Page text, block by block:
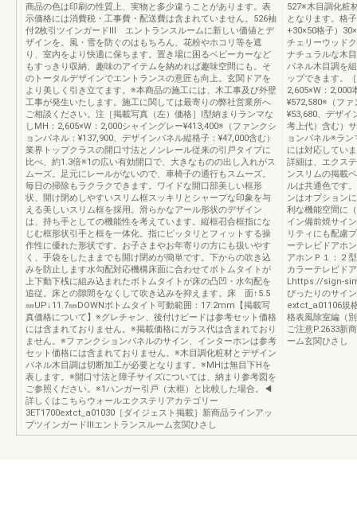
商品の色は印刷の性質上、実物と多少違うことがあります。表
示価格には消費税・工事費・配送費は含まれていません。526袖
付2枚引ツインガードⅢ エントランスルームに新しい価値とデ
ザインを。風・雪を防ぐのはもちろん、花粉やホコリ等を遮
り、室内をより快適に保ちます。置き場に困るベビーカーなど
もすっきり収納、趣味のアイテムを納めれば趣味空間にも。そ
のトータルデザインでエントランスの意匠も向上。玄関ドアを
より美しく引き立てます。※本商品の施工には、木工事及び外壁
工事が発生いたします。施工に関しては最寄りの弊社営業所へ
ご相談ください。注［掲載写真（左）価格］Ⅰ型納まりランマな
しMH：2,605×W：2,000シャイングレー¥413,400※（ファンクシ
ョンパネル：¥137,900、デザインパネル縦格子：¥47,000含む）
業界トップクラスの開口寸法とノンレール従来の引戸タイプに
比べ、約1.3倍※1の広い有効開口で、大きなものの出し入れがス
ムーズ。足元にレールがないので、車椅子の通行もスムーズ。
毎日の掃除もラクラクできます。ワイドな開口部美しい框形
状、開け閉めしやすいスリム框スッキリとシャープな印象を与
える美しいスリム框を採用。滑らかなアール形状のデザイン
は、持ち手としての機能性を考えています。縦框召合框指にな
じむ框形状引手と框を一体化。指にピッタリとフィットする操
作性に優れた形状です。お子さまやお年寄りの方にも扱いやす
く、手袋をしたままでも開け閉めが簡単です。下からの吹き込
みを防止します水勾配対応機構床面に合わせてボトムタイトが
上下動下桟に組み込まれたボトムタイトが床の凸凹・水勾配を
追従。床との隙間をなくして吹き込みを抑えます。床 面↑5.5
㎜UP↓11.7㎜DOWNボトムタイト可動範囲：17.2mm【掲載写
真価格について】※グレチャン、後付けビードは参考セット価格
には含まれておりません。※掲載価格にガラス代は含まれており
ません。※ファンクションパネルのサイン、インターホンは参考
セット価格には含まれておりません。※木目調化粧材とデザイン
パネル木目調は切断加工が必要となります。※MHは無目下Hを
表します。※開口寸法と障子サイズについては、納まり参考図を
ご参照ください。※1ハンガー引戸（太框）と比較した場合。◀
詳しくはこちらウォールエクステリアカテゴリー
3ET1700extct_a01030［ダイジェスト掲載］新商品ラインアッ
プツインガードⅢエントランスルーム玄関ひさし
527※木目調化粧
となります。格
+30×50格子）
チェリーウッド
ナチュラルな木
パネル木目調を
ップできます。
2,605×W：2,000
¥572,580※（ファ
¥53,680、デザイ
考上代）含む）
ョンパネル※ラ
には対応してい
詳細は、エクス
ンスリムの掲載
ルは共通色です
ンはオプション
利な機能空間に
イン備前焼サイ
リティにも配慮
ーテレビドアホ
アホンＰ１：２
カラーテレビド
Lhttps://sign-
ぴったりのサイ
extct_a01106規
格表風除室編（
ご注意P.2633新
ーム玄関ひさし